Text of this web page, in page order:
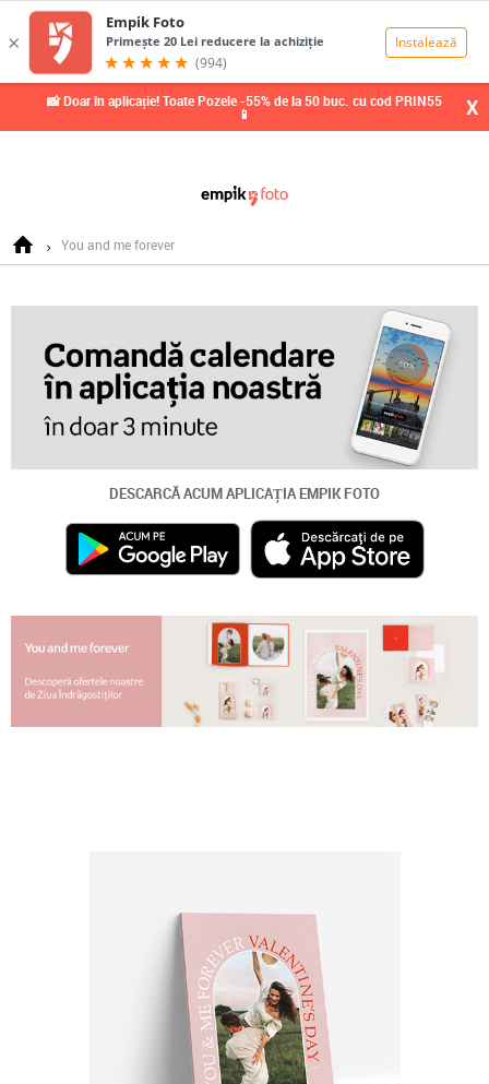
📸 Doar în aplicație! Toate Pozele -55% de la 50 buc. cu cod PRIN55
📱 X
You and me forever
DESCARCĂ ACUM APLICAȚIA EMPIK FOTO